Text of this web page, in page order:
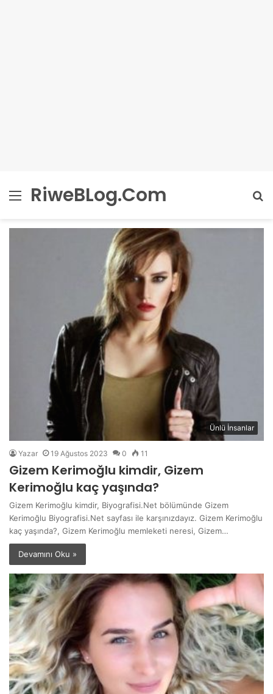
Menü
RiweBLog.Com
...
Ünlü İnsanlar
Yazar 19 Ağustos 2023 0 11
Gizem Kerimoğlu kimdir, Gizem
Kerimoğlu kaç yaşında?
Gizem Kerimoğlu kimdir, Biyografisi.Net bölümünde Gizem
Kerimoğlu Biyografisi.Net sayfası ile karşınızdayız. Gizem Kerimoğlu
kaç yaşında?, Gizem Kerimoğlu memleketi neresi, Gizem…
Devamını Oku »